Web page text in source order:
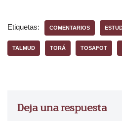
Etiquetas: COMENTARIOS
TALMUD TORÁ TOSAFOT
Deja una respuesta